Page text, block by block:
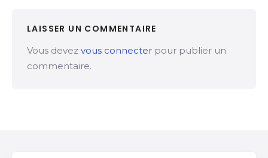
LAISSER UN COMMENTAIRE
Vous devez vous connecter pour publier un
commentaire.